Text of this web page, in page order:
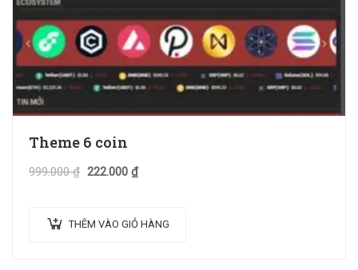
Theme 6 coin
999.000₫ 222.000 ₫
THÊM VÀO GIỎ HÀNG